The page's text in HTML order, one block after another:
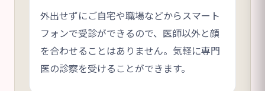
外出せずにご自宅や職場などからスマート
フォンで受診ができるので、医師以外と顔
を合わせることはありません。気軽に専門
医の診察を受けることができます。